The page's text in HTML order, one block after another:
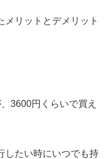
メリットとデメリット
3600円くらいで買え
したい時にいつでも持